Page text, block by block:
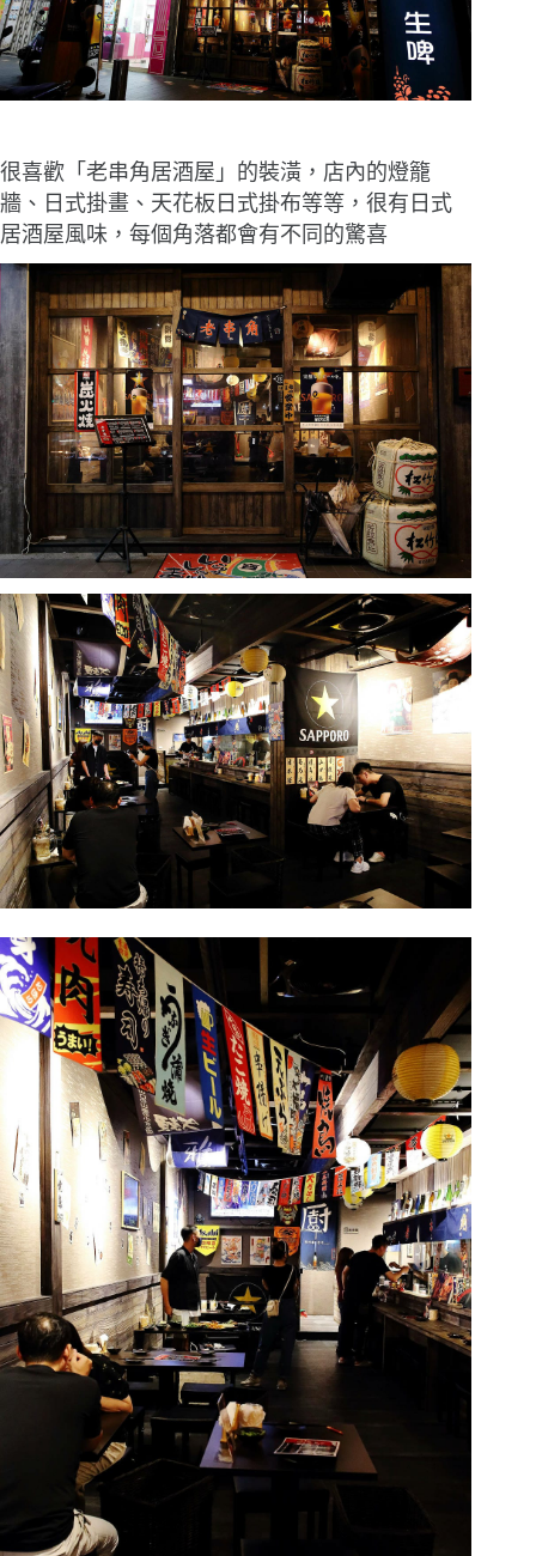
很喜歡「老串角居酒屋」的裝潢，店內的燈籠
牆、日式掛畫、天花板日式掛布等等，很有日式
居酒屋風味，每個角落都會有不同的驚喜